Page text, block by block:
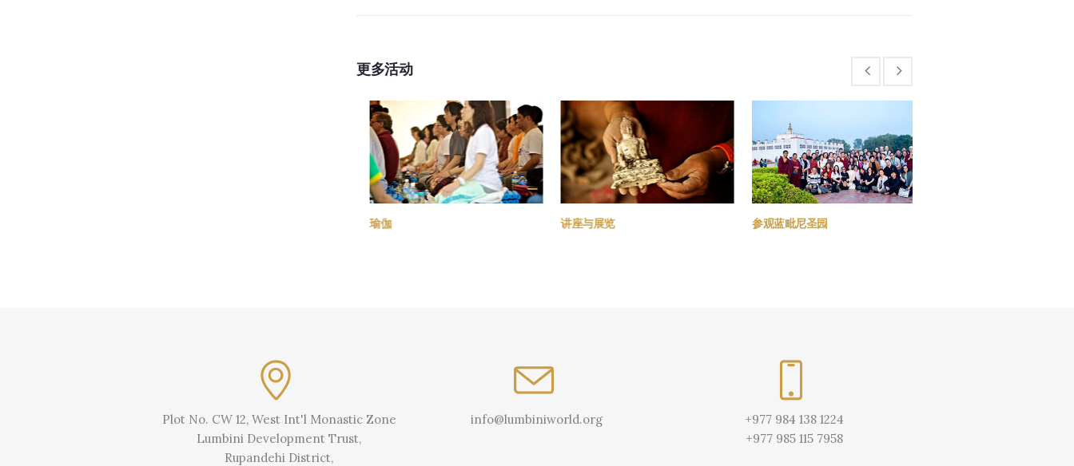
更多活动
瑜伽 讲座与展览 参观蓝毗尼圣园
Plot No. CW 12, West Int'l Monastic Zone
Lumbini Development Trust,
Rupandehi District,
info@lumbiniworld.org
+977 984 138 1224
+977 985 115 7958